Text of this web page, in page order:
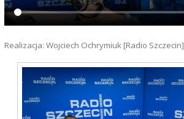
Realizacja: Wojciech Ochrymiuk [Radio Szczecin]